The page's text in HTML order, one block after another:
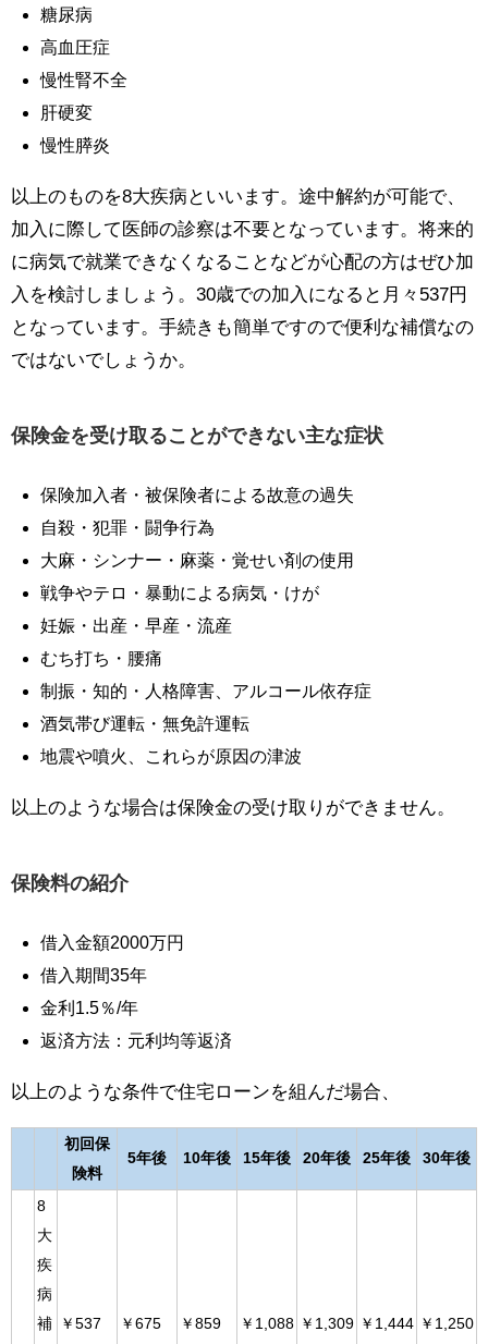
糖尿病
高血圧症
慢性腎不全
肝硬変
慢性膵炎
以上のものを8大疾病といいます。途中解約が可能で、
加入に際して医師の診察は不要となっています。将来的
に病気で就業できなくなることなどが心配の方はぜひ加
入を検討しましょう。30歳での加入になると月々537円
となっています。手続きも簡単ですので便利な補償なの
ではないでしょうか。
保険金を受け取ることができない主な症状
保険加入者・被保険者による故意の過失
自殺・犯罪・闘争行為
大麻・シンナー・麻薬・覚せい剤の使用
戦争やテロ・暴動による病気・けが
妊娠・出産・早産・流産
むち打ち・腰痛
制振・知的・人格障害、アルコール依存症
酒気帯び運転・無免許運転
地震や噴火、これらが原因の津波
以上のような場合は保険金の受け取りができません。
保険料の紹介
借入金額2000万円
借入期間35年
金利1.5％/年
返済方法：元利均等返済
以上のような条件で住宅ローンを組んだ場合、
初回保
険料
5年後 10年後 15年後 20年後 25年後 30年後
8
大
疾
病
補
￥537 ￥675 ￥859 ￥1,088 ￥1,309 ￥1,444 ￥1,250